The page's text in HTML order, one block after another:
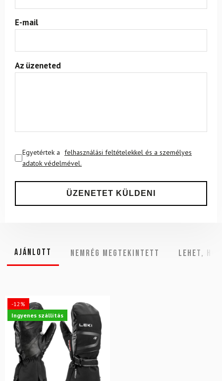
E-mail
Az üzeneted
Egyetértek a felhasználási feltételekkel és a személyes
adatok védelmével.
Ajánlott NEMRÉG MEGTEKINTETT Lehet,
-12%
Ingyenes szállítás